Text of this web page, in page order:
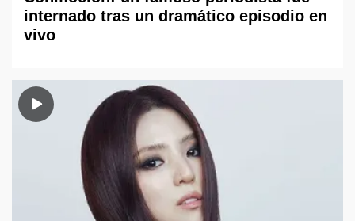
internado tras un dramático episodio en
vivo